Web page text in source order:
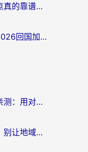
海外党别踩坑：免费回国节点真的靠谱吗？教你选对加速器无缝访问国内资源
海外党别再踩坑免费代理！2026回国加速器全攻略：从选线到避坑，无缝访问国内资源
在国外怎么听酷我？留学生亲测：用对加速器就能畅听国内音乐听书
在国外如何看国内的电视剧？别让地域限制成为追剧路上的绊脚石